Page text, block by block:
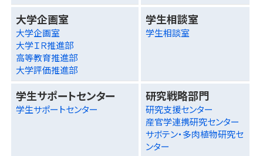
大学企画室
大学企画室
大学ＩＲ推進部
高等教育推進部
大学評価推進部
学生相談室
学生相談室
学生サポートセンター
学生サポートセンター
研究戦略部門
研究支援センター
産官学連携研究センター
サボテン・多肉植物研究セ
ンター